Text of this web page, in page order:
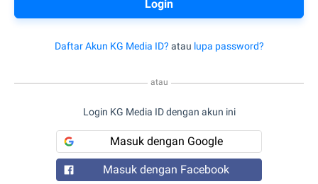
Daftar Akun KG Media ID? atau lupa password?
atau
Login KG Media ID dengan akun ini
Masuk dengan Google
Masuk dengan Facebook